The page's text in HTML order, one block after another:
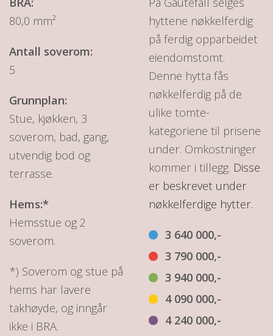
80,0 mm²
Antall soverom:
5
Grunnplan:
Stue, kjøkken, 3
soverom, bad, gang,
utvendig bod og
terrasse.
Hems:*
Hemsstue og 2
soverom.
*) Soverom og stue på
hems har lavere
takhøyde, og inngår
ikke i BRA.
hyttene nøkkelferdig
på ferdig opparbeidet
eiendomstomt.
Denne hytta fås
nøkkelferdig på de
ulike tomte-
kategoriene til prisene
under. Omkostninger
kommer i tillegg. Disse
er beskrevet under
nøkkelferdige hytter.
3 640 000,-
3 790 000,-
3 940 000,-
4 090 000,-
4 240 000,-